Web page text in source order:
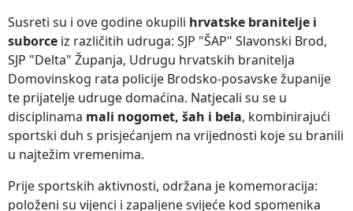
Susreti su i ove godine okupili hrvatske branitelje i
suborce iz različitih udruga: SJP "ŠAP" Slavonski Brod,
SJP "Delta" Županja, Udrugu hrvatskih branitelja
Domovinskog rata policije Brodsko-posavske županije
te prijatelje udruge domaćina. Natjecali su se u
disciplinama mali nogomet, šah i bela, kombinirajući
sportski duh s prisjećanjem na vrijednosti koje su branili
u najtežim vremenima.
Prije sportskih aktivnosti, održana je komemoracija:
položeni su vijenci i zapaljene svijeće kod spomenika